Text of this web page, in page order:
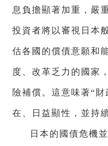
息負擔顯著加重，嚴
投資者將以審視日本
估各國的償債意願和
度、改革乏力的國家
險補償。這意味著“
在、日益顯性，並持
日本的國債危機